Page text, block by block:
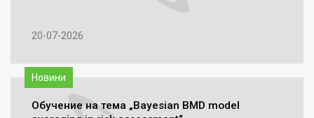
20-07-2026
Новини
Обучение на тема „Bayesian BMD model